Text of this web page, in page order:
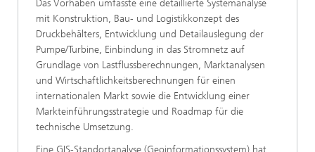
Das Vorhaben umfasste eine detaillierte Systemanalyse
mit Konstruktion, Bau- und Logistikkonzept des
Druckbehälters, Entwicklung und Detailauslegung der
Pumpe/Turbine, Einbindung in das Stromnetz auf
Grundlage von Lastflussberechnungen, Marktanalysen
und Wirtschaftlichkeitsberechnungen für einen
internationalen Markt sowie die Entwicklung einer
Markteinführungsstrategie und Roadmap für die
technische Umsetzung.
Eine GIS-Standortanalyse (Geoinformationssystem) hat